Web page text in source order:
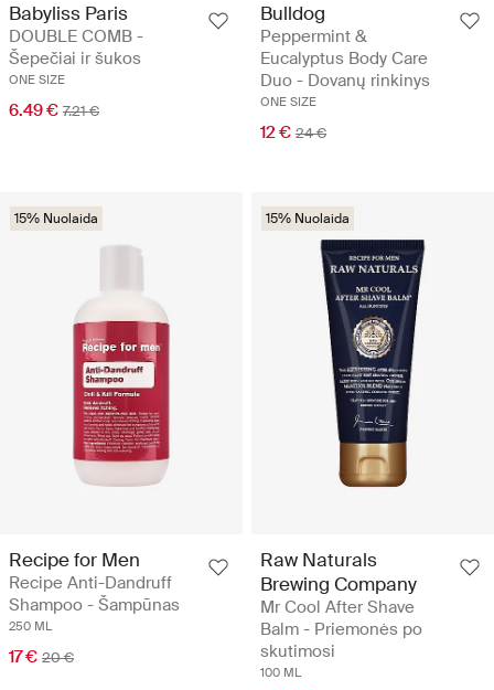
Babyliss Paris
DOUBLE COMB -
Šepečiai ir šukos
ONE SIZE
6.49 € 7.21 €
Bulldog
Peppermint &
Eucalyptus Body Care
Duo - Dovanų rinkinys
ONE SIZE
12 € 24 €
15% Nuolaida
Recipe for Men
Recipe Anti-Dandruff
Shampoo - Šampūnas
250 ML
17 € 20 €
15% Nuolaida
Raw Naturals
Brewing Company
Mr Cool After Shave
Balm - Priemonės po
skutimosi
100 ML